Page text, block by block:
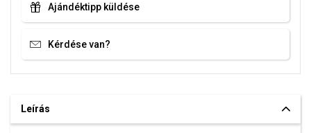
Ajándéktipp küldése
Kérdése van?
Leírás